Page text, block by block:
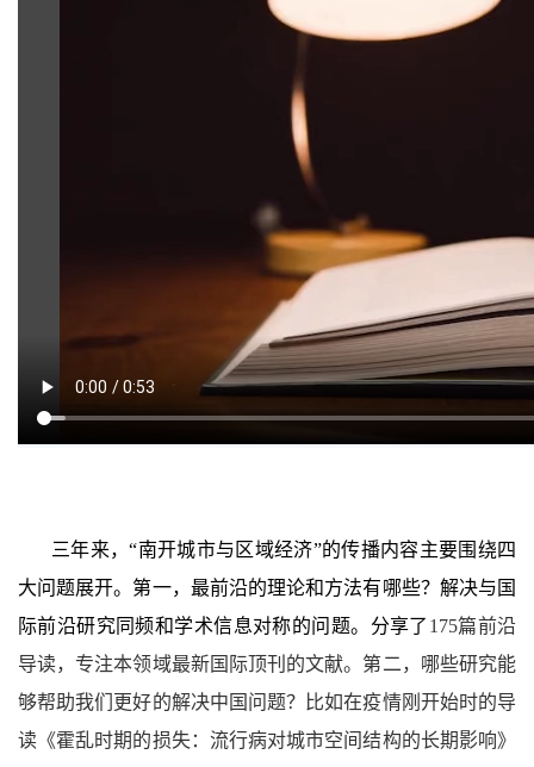
三年来，“南开城市与区域经济”的传播内容主要围绕四
大问题展开。第一，最前沿的理论和方法有哪些？解决与国
际前沿研究同频和学术信息对称的问题。分享了 175篇前沿
导读，专注本领域最新国际顶刊的文献。第二，哪些研究能
够帮助我们更好的解决中国问题？比如在疫情刚开始时的导
读《霍乱时期的损失：流行病对城市空间结构的长期影响》